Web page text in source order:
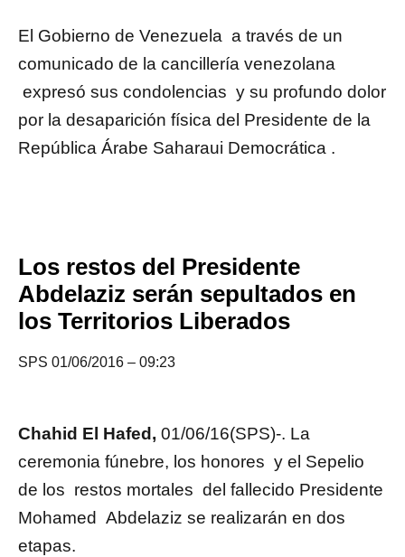
El Gobierno de Venezuela a través de un
comunicado de la cancillería venezolana
expresó sus condolencias y su profundo dolor
por la desaparición física del Presidente de la
República Árabe Saharaui Democrática .
Los restos del Presidente
Abdelaziz serán sepultados en
los Territorios Liberados
SPS 01/06/2016 – 09:23
Chahid El Hafed, 01/06/16(SPS)-. La
ceremonia fúnebre, los honores y el Sepelio
de los restos mortales del fallecido Presidente
Mohamed Abdelaziz se realizarán en dos
etapas.